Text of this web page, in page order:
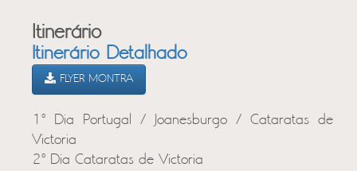
Itinerário
Itinerário Detalhado
FLYER MONTRA
1º Dia Portugal / Joanesburgo / Cataratas de
Victoria
2º Dia Cataratas de Victoria